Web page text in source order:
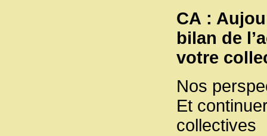
CA :
bilan de
votre
Nos
Et
collectives